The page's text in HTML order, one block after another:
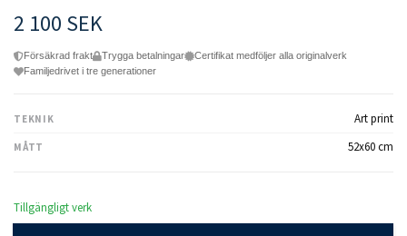
2 100 SEK
Försäkrad frakt Trygga betalningar
Certifikat medföljer alla originalverk
Familjedrivet i tre generationer
TEKNIK Art print
MÅTT 52x60 cm
Tillgängligt verk